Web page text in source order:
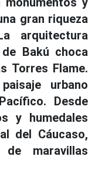
gran riqueza
arquitectura
Bakú choca
Torres Flame.
urbano
Desde
y humedales
del Cáucaso,
maravillas